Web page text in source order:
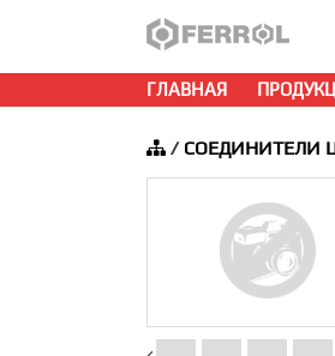
ГЛАВНАЯ
/ СОЕДИНИТЕЛИ